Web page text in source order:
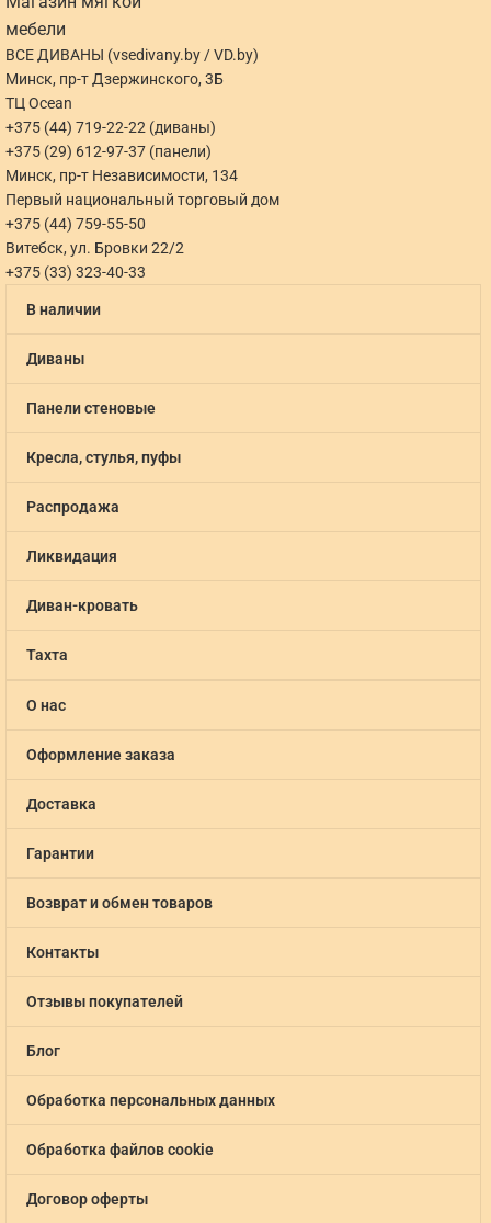
ВСЕ ДИВАНЫ (vsedivany.by / VD.by)
Минск, пр-т Дзержинского, 3Б
ТЦ Ocean
+375 (44) 719-22-22 (диваны)
+375 (29) 612-97-37 (панели)
Минск, пр-т Независимости, 134
Первый национальный торговый дом
+375 (44) 759-55-50
Витебск, ул. Бровки 22/2
+375 (33) 323-40-33
В наличии
Диваны
Панели стеновые
Кресла, стулья, пуфы
Распродажа
Ликвидация
Диван-кровать
Тахта
О нас
Оформление заказа
Доставка
Гарантии
Возврат и обмен товаров
Контакты
Отзывы покупателей
Блог
Обработка персональных данных
Обработка файлов cookie
Договор оферты